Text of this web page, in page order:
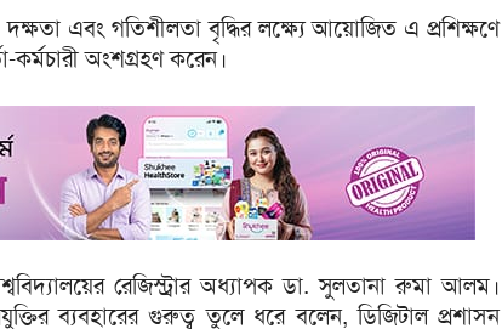
দক্ষতা এবং গতিশীলতা বৃদ্ধির লক্ষ্যে আয়োজিত এ প্রশিক্ষণে
কর্মচারী অংশগ্রহণ করেন।
রেজিস্ট্রার অধ্যাপক ডা. সুলতানা রুমা আলম।
ব্যবহারের গুরুত্ব তুলে ধরে বলেন, ডিজিটাল প্রশাসন